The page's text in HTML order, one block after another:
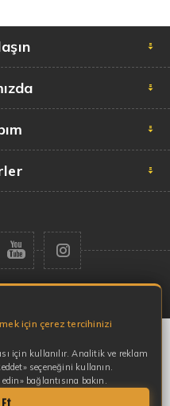
Tüm hakları saklıdır.
için çerez tercihinizi
için kullanılır. Analitik ve reklam
seçeneğini kullanın.
bağlantısına bakın.